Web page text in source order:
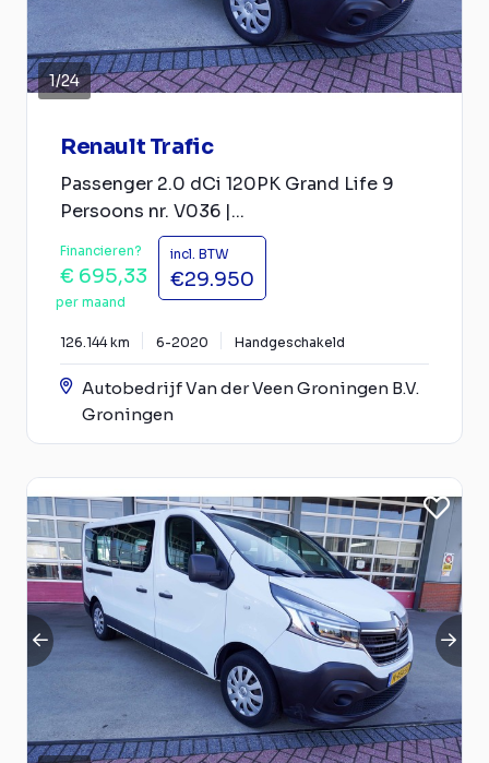
1/24
Renault Trafic
Passenger 2.0 dCi 120PK Grand Life 9
Persoons nr. V036 |...
Financieren?
€ 695,33
per maand
incl. BTW
€29.950
126.144 km 6-2020 Handgeschakeld
Autobedrijf Van der Veen Groningen B.V.
Groningen